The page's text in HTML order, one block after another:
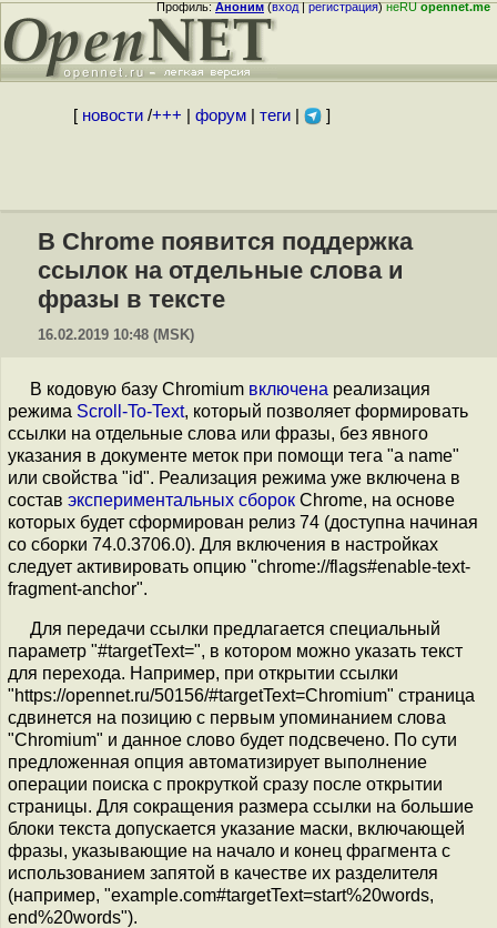
Профиль:Аноним(вход|регистрация)неRUopennet.me
[ новости/+++ форум| теги| ]
В Chrome появится поддержка
ссылок на отдельные слова и
фразы в тексте
16.02.2019 10:48 (MSK)
В кодовую базу Chromium включена реализация
режима Scroll-To-Text, который позволяет формировать
ссылки на отдельные слова или фразы, без явного
указания в документе меток при помощи тега "a name"
или свойства "id". Реализация режима уже включена в
состав экспериментальных сборок Chrome, на основе
которых будет сформирован релиз 74 (доступна начиная
со сборки 74.0.3706.0). Для включения в настройках
следует активировать опцию "chrome://flags#enable-text-
fragment-anchor".
Для передачи ссылки предлагается специальный
параметр "#targetText=", в котором можно указать текст
для перехода. Например, при открытии ссылки
"https://opennet.ru/50156/#targetText=Chromium" страница
сдвинется на позицию с первым упоминанием слова
"Chromium" и данное слово будет подсвечено. По сути
предложенная опция автоматизирует выполнение
операции поиска с прокруткой сразу после открытии
страницы. Для сокращения размера ссылки на большие
блоки текста допускается указание маски, включающей
фразы, указывающие на начало и конец фрагмента с
использованием запятой в качестве их разделителя
(например, "example.com#targetText=start%20words,
end%20words").